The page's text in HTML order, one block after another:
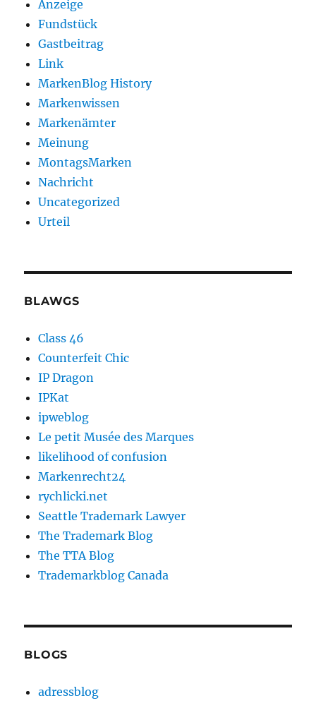
Anzeige
Fundstück
Gastbeitrag
Link
MarkenBlog History
Markenwissen
Markenämter
Meinung
MontagsMarken
Nachricht
Uncategorized
Urteil
BLAWGS
Class 46
Counterfeit Chic
IP Dragon
IPKat
ipweblog
Le petit Musée des Marques
likelihood of confusion
Markenrecht24
rychlicki.net
Seattle Trademark Lawyer
The Trademark Blog
The TTA Blog
Trademarkblog Canada
BLOGS
adressblog